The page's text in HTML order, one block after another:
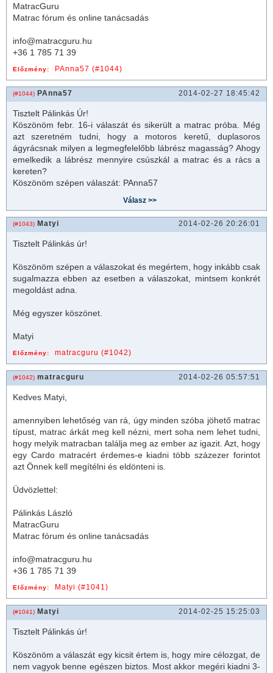
MatracGuru
Matrac fórum és online tanácsadás
info@matracguru.hu
+36 1 785 71 39
Előzmény: PAnna57 (#1044)
(#1044) PAnna57 2014-02-27 18:45:42
Tisztelt Pálinkás Úr!
Köszönöm febr. 16-i válaszát és sikerült a matrac próba. Még
azt szeretném tudni, hogy a motoros keretű, duplasoros
ágyrácsnak milyen a legmegfelelőbb lábrész magasság? Ahogy
emelkedik a lábrész mennyire csúszkál a matrac és a rács a
kereten?
Köszönöm szépen válaszát: PAnna57
(#1043) Matyi 2014-02-26 20:26:01
Tisztelt Pálinkás úr!
Köszönöm szépen a válaszokat és megértem, hogy inkább csak
sugalmazza ebben az esetben a válaszokat, mintsem konkrét
megoldást adna.
Még egyszer köszönet.
Matyi
Előzmény: matracguru (#1042)
(#1042) matracguru 2014-02-26 05:57:51
Kedves Matyi,
amennyiben lehetőség van rá, úgy minden szóba jöhető matrac
típust, matrac árkát meg kell nézni, mert soha nem lehet tudni,
hogy melyik matracban találja meg az ember az igazit. Azt, hogy
egy Cardo matracért érdemes-e kiadni több százezer forintot
azt Önnek kell megítélni és eldönteni is.
Üdvözlettel:
Pálinkás László
MatracGuru
Matrac fórum és online tanácsadás
info@matracguru.hu
+36 1 785 71 39
Előzmény: Matyi (#1041)
(#1041) Matyi 2014-02-25 15:25:03
Tisztelt Pálinkás úr!
Köszönöm a válaszát egy kicsit értem is, hogy mire célozgat, de
nem vagyok benne egészen biztos. Most akkor megéri kiadni 3-